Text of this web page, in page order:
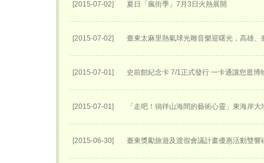
[2015-07-02] 夏日「瘋街季」7月3日火熱展開
[2015-07-02] 臺東太麻里熱氣球光雕音樂迎曙光，高雄
[2015-07-01] 史前館紀念卡 7/1正式發行 一卡通讓您逛博
[2015-07-01] 「走吧！徜徉山海間的藝術心靈」東海岸
[2015-06-30] 臺東獎勵旅遊及渡假會議計畫優惠活動雙響